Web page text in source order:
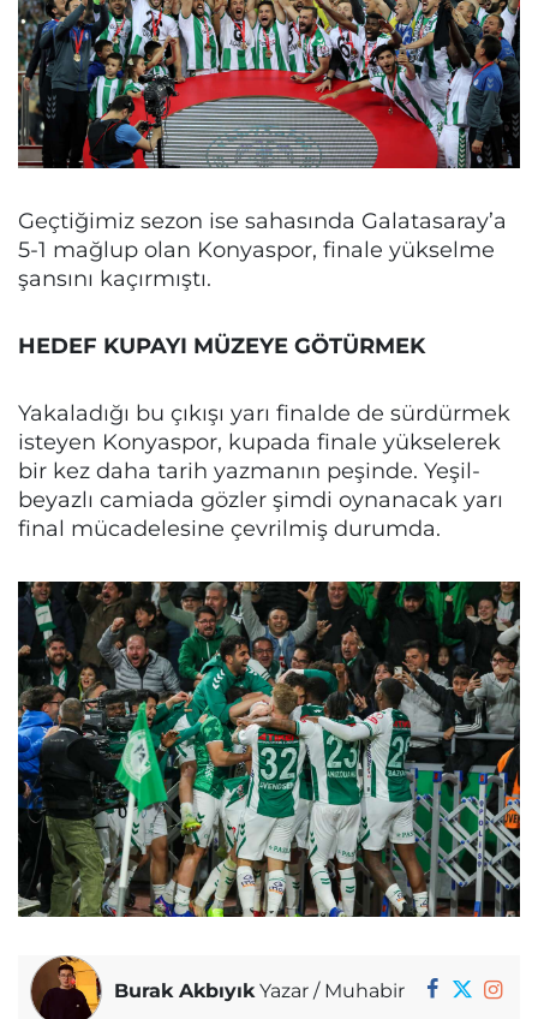
Geçtiğimiz sezon ise sahasında Galatasaray’a
5-1 mağlup olan Konyaspor, finale yükselme
şansını kaçırmıştı.
HEDEF KUPAYI MÜZEYE GÖTÜRMEK
Yakaladığı bu çıkışı yarı finalde de sürdürmek
isteyen Konyaspor, kupada finale yükselerek
bir kez daha tarih yazmanın peşinde. Yeşil-
beyazlı camiada gözler şimdi oynanacak yarı
final mücadelesine çevrilmiş durumda.
Burak AkbıyıkYazar / Muhabir